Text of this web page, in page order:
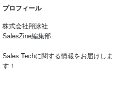
プロフィール
株式会社翔泳社
SalesZine編集部
Sales Techに関する情報をお届けしま
す！